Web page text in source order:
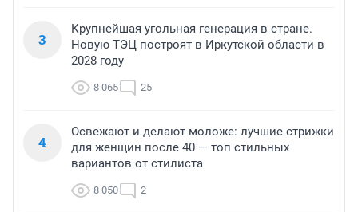
3
Крупнейшая угольная генерация в стране.
Новую ТЭЦ построят в Иркутской области в
2028 году
8 065 25
4
Освежают и делают моложе: лучшие стрижки
для женщин после 40 — топ стильных
вариантов от стилиста
8 050 2